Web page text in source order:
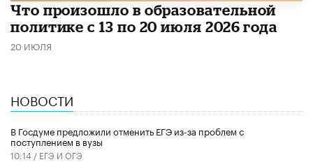
Что произошло в образовательной
политике с 13 по 20 июля 2026 года
20 ИЮЛЯ
НОВОСТИ
В Госдуме предложили отменить ЕГЭ из-за проблем с
поступлением в вузы
10:14 / ЕГЭ И ОГЭ